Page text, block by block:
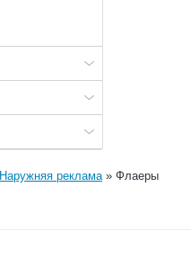
Наружняя реклама» Флаеры